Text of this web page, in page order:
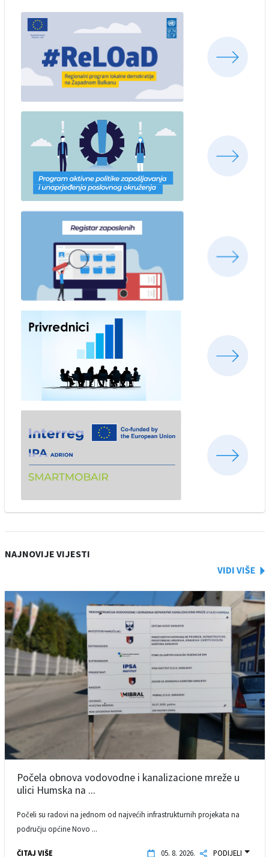
NAJNOVIJE VIJESTI
Počela obnova vodovodne i kanalizacione mreže u
ulici Humska na ...
Počeli su radovi na jednom od najvećih infrastrukturnih projekata na
području općine Novo ...
ČITAJ VIŠE 05. 8. 2026. PODIJELI